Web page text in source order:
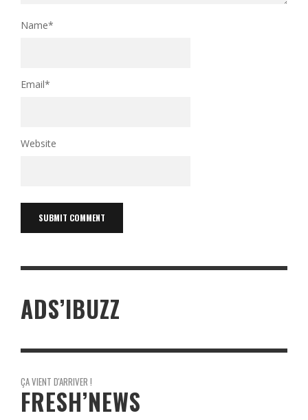
Name*
Email*
Website
ADS’IBUZZ
ÇA VIENT D'ARRIVER !
FRESH’NEWS